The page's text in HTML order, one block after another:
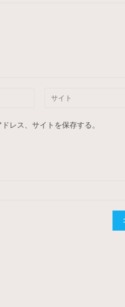
Enter
URL
レス、サイトを保存する。